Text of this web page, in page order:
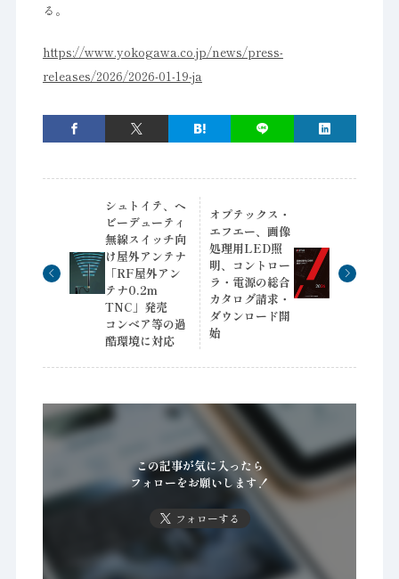
る。
https://www.yokogawa.co.jp/news/press-
releases/2026/2026-01-19-ja
シュトイテ、ヘ
ビーデューティ
無線スイッチ向
け屋外アンテナ
「RF屋外アン
テナ0.2m
TNC」発売
コンベア等の過
酷環境に対応
オプテックス・
エフエー、画像
処理用LED照
明、コントロー
ラ・電源の総合
カタログ請求・
ダウンロード開
始
この記事が気に入ったら
フォローをお願いします！
フォローする